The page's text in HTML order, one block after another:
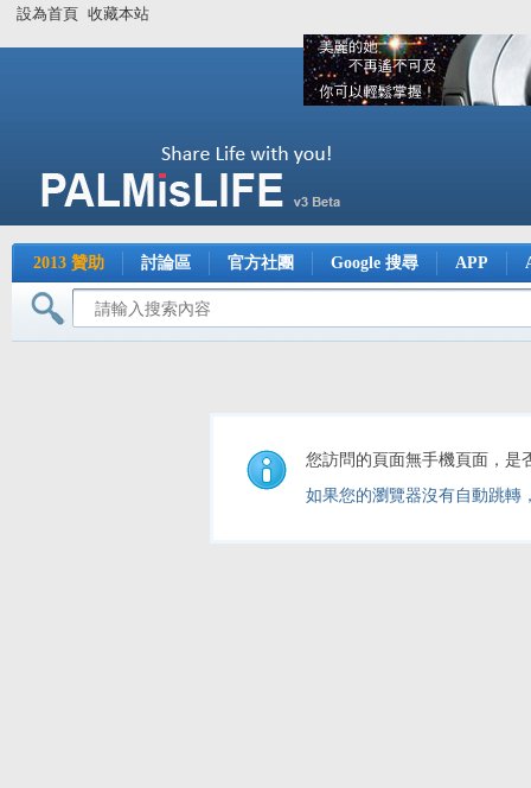
設為首頁 收藏本站
2013 贊助 討論區 官方社團 Google 搜尋 APP
您訪問的頁面無手機頁面，是
如果您的瀏覽器沒有自動跳轉